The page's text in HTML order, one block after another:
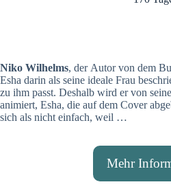
Niko Wilhelms, der Autor von dem
Esha darin als seine ideale Frau
zu ihm passt. Deshalb wird er von
animiert, Esha, die auf dem Cover
sich als nicht einfach, weil …
Mehr